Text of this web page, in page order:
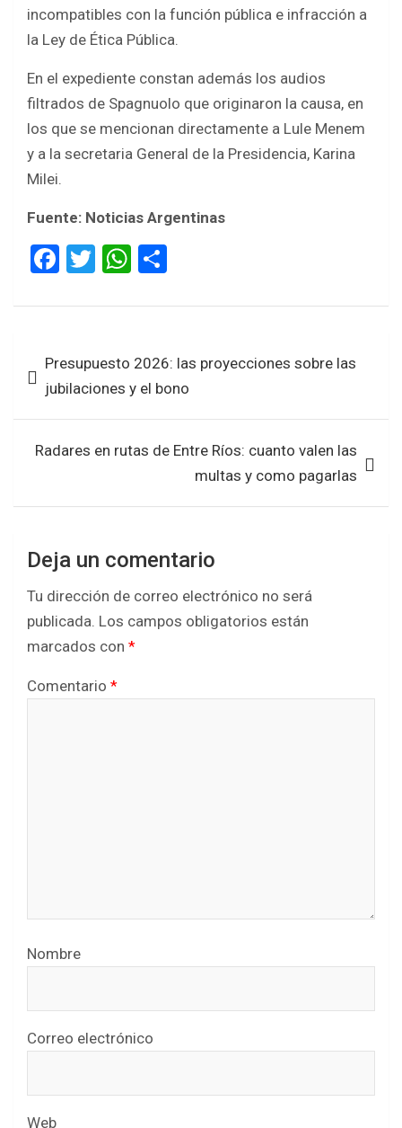
incompatibles con la función pública e infracción a
la Ley de Ética Pública.
En el expediente constan además los audios
filtrados de Spagnuolo que originaron la causa, en
los que se mencionan directamente a Lule Menem
y a la secretaria General de la Presidencia, Karina
Milei.
Fuente: Noticias Argentinas
F
ce
o
o
k
T
tt
W
at
A
p
p
ar
de
entradas
Presupuesto 2026: las proyecciones sobre las
jubilaciones y el bono
Radares en rutas de Entre Ríos: cuanto valen las
multas y como pagarlas
Deja un comentario
Tu dirección de correo electrónico no será
publicada. Los campos obligatorios están
marcados con *
Comentario *
Nombre
Correo electrónico
Web